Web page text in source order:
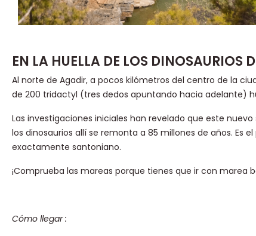
EN LA HUELLA DE LOS DINOSAURIOS
Al norte de Agadir, a pocos kilómetros del centro de la
de 200 tridactyl (tres dedos apuntando hacia adelante)
Las investigaciones iniciales han revelado que este
los dinosaurios allí se remonta a 85 millones de años. Es
exactamente santoniano.
¡Comprueba las mareas porque tienes que ir con marea
Cómo llegar :